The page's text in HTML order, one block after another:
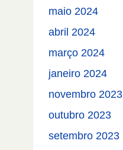
maio 2024
abril 2024
março 2024
janeiro 2024
novembro 2023
outubro 2023
setembro 2023